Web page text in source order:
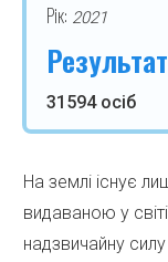
Рік: 2021
Результат
31594 осіб
На землі існує
видаваною у
надзвичайну